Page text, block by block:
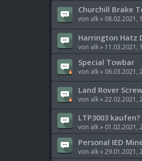
Churchill Brake
von alk» 08.02.2021,
Harrington Hatz
von alk» 11.03.2021,
Special Towbar
von alk» 06.03.2021,
Land Rover
von alk»22.02.2021,
LTP3003 kaufen?
von alk» 01.02.2021,
Personal IED
von alk»29.01.2021,